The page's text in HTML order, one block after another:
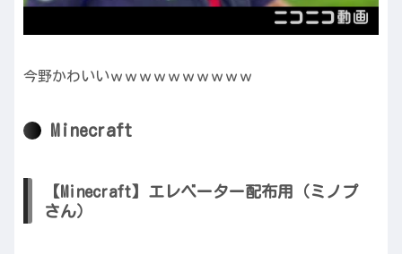
今野かわいいｗｗｗｗｗｗｗｗｗｗ
Minecraft
【Minecraft】エレベーター配布用（ミノプ
さん）